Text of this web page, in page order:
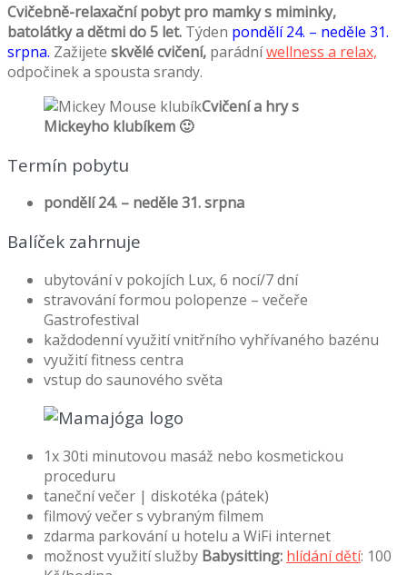
Cvičebně-relaxační pobyt pro mamky s miminky,
batolátky a dětmi do 5 let. Týden pondělí 24. – neděle 31.
srpna. Zažijete skvělé cvičení, parádníwellness a relax,
odpočinek a spousta srandy.
Cvičení a hry s
Mickeyho klubíkem 🙂
Termín pobytu
pondělí 24. – neděle 31. srpna
Balíček zahrnuje
ubytování v pokojích Lux, 6 nocí/7 dní
stravování formou polopenze – večeře
Gastrofestival
každodenní využití vnitřního vyhřívaného bazénu
využití fitness centra
vstup do saunového světa
1x 30ti minutovou masáž nebo kosmetickou
proceduru
taneční večer | diskotéka (pátek)
filmový večer s vybraným filmem
zdarma parkování u hotelu a WiFi internet
možnost využití služby Babysitting: hlídání dětí: 100